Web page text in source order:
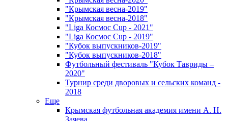
"Крымская весна-2019"
"Крымская весна-2018"
"Liga Космос Cup - 2021"
"Liga Космос Cup - 2019"
"Кубок выпускников-2019"
"Кубок выпускников-2018"
Футбольный фестиваль "Кубок Тавриды –
2020"
Турнир среди дворовых и сельских команд -
2018
Еще
Крымская футбольная академия имени А. Н.
Заяева